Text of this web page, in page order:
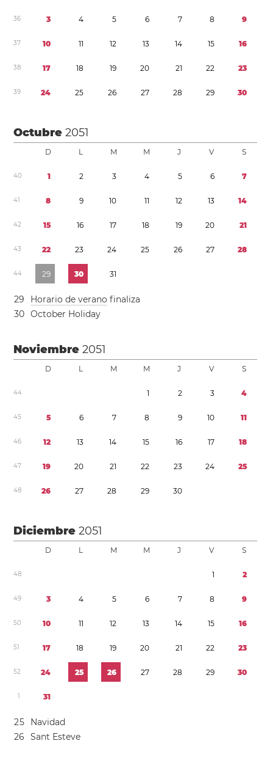
36 3 4 5 6 7 8 9
37 10 11 12 13 14 15 16
38 17 18 19 20 21 22 23
39 24 25 26 27 28 29 30
Octubre2051
D L M M J V S
40 1 2 3 4 5 6 7
41 8 9 10 11 12 13 14
42 15 16 17 18 19 20 21
43 22 23 24 25 26 27 28
44 29 30 31
29 Horario de verano finaliza
30 October Holiday
Noviembre2051
D L M M J V S
44 1 2 3 4
45 5 6 7 8 9 10 11
46 12 13 14 15 16 17 18
47 19 20 21 22 23 24 25
48 26 27 28 29 30
Diciembre2051
D L M M J V S
48 1 2
49 3 4 5 6 7 8 9
50 10 11 12 13 14 15 16
51 17 18 19 20 21 22 23
52 24 25 26 27 28 29 30
1 31
25
Navidad
26 Sant Esteve